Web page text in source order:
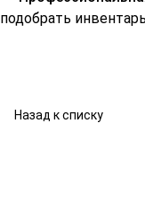
подобрать
Назад к списку